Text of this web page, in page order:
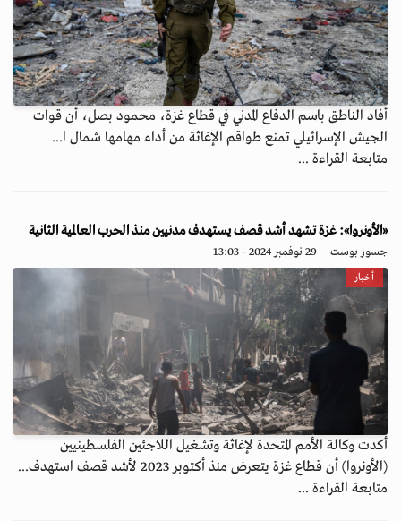
أفاد الناطق باسم الدفاع المدني في قطاع غزة، محمود بصل، أن قوات
الجيش الإسرائيلي تمنع طواقم الإغاثة من أداء مهامها شمال ا...
متابعة القراءة ...
«الأونروا»: غزة تشهد أشد قصف يستهدف مدنيين منذ الحرب العالمية الثانية
جسور بوست 29 نوفمبر 2024 - 13:03
أخبار
أكدت وكالة الأمم المتحدة لإغاثة وتشغيل اللاجئين الفلسطينيين
(الأونروا) أن قطاع غزة يتعرض منذ أكتوبر 2023 لأشد قصف استهدف...
متابعة القراءة ...